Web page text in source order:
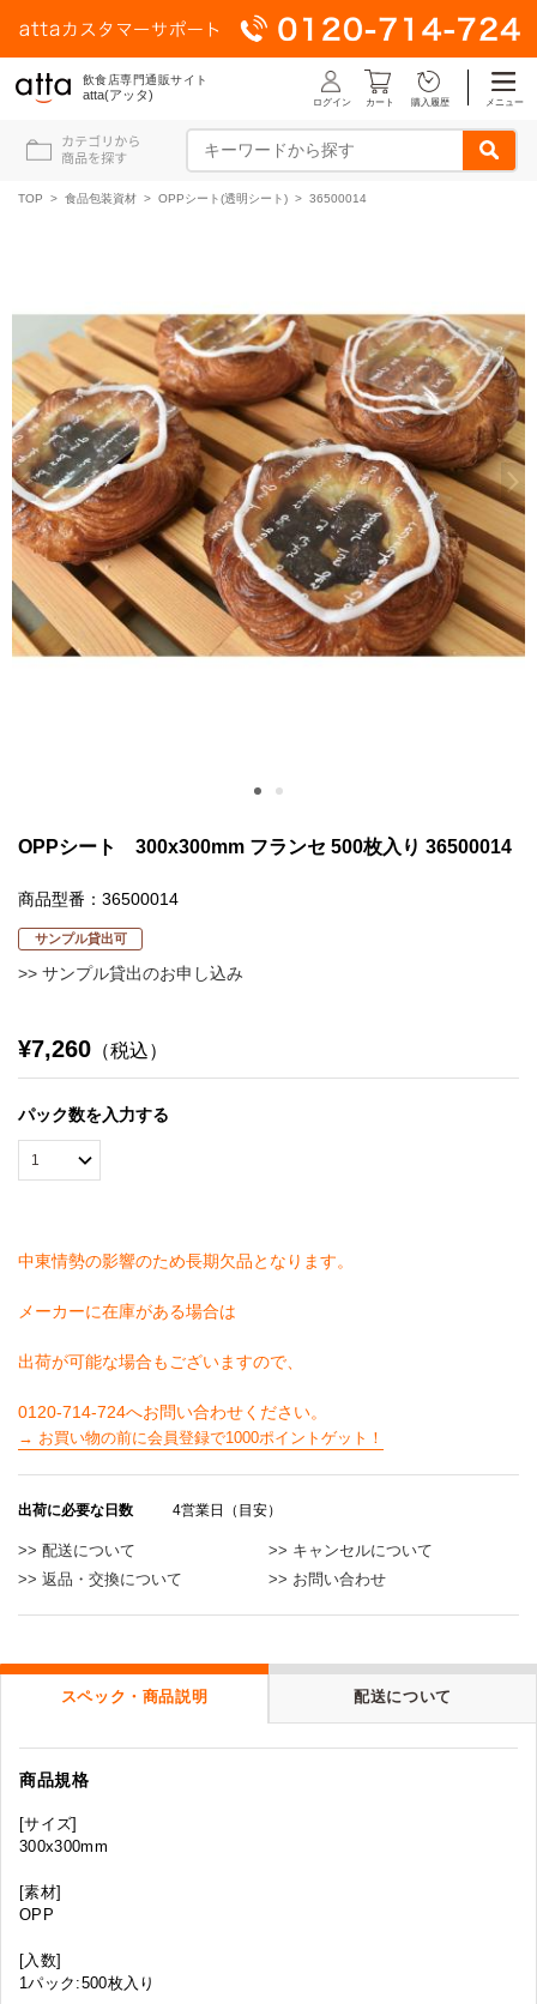
飲食店専門通販サイト
atta(アッタ) ログイン カート 購入履歴 メニュー
TOP > 食品包装資材 > OPPシート(透明シート) > 36500014
OPPシート 300x300mm フランセ 500枚入り 36500014
商品型番：36500014
サンプル貸出可
>> サンプル貸出のお申し込み
¥7,260 （税込）
パック数を入力する
中東情勢の影響のため長期欠品となります。
メーカーに在庫がある場合は
出荷が可能な場合もございますので、
→ お買い物の前に会員登録で1000ポイントゲット！
出荷に必要な日数 4営業日（目安）
>> 配送について
>> キャンセルについて
>> 返品・交換について
>> お問い合わせ
スペック・商品説明 配送について
商品規格
[サイズ]
300x300mm
[素材]
OPP
[入数]
1パック:500枚入り